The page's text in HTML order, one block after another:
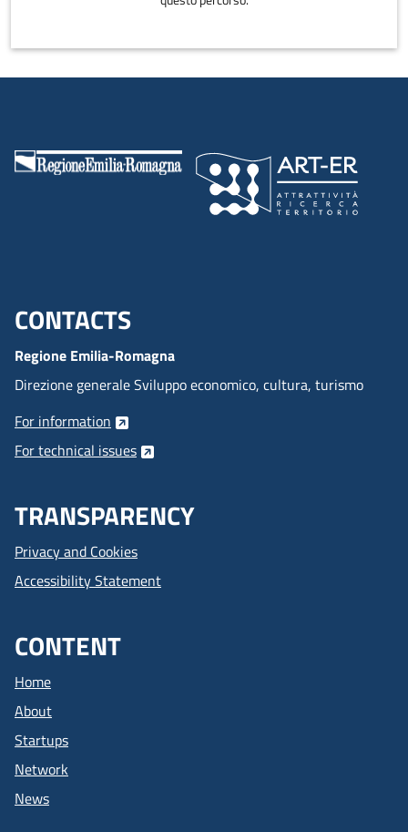
Menu footer inglese
CONTACTS
Regione Emilia-Romagna
Direzione generale Sviluppo economico, cultura, turismo
For information
For technical issues
TRANSPARENCY
Privacy and Cookies
Accessibility Statement
CONTENT
Home
About
Startups
Network
News